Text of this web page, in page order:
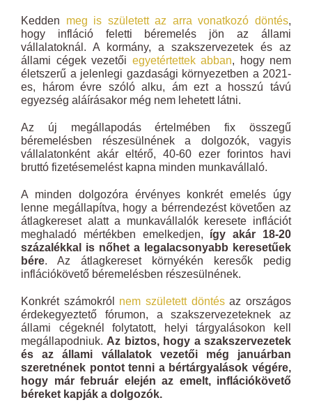
Kedden meg is született az arra vonatkozó döntés,
hogy infláció feletti béremelés jön az állami
vállalatoknál. A kormány, a szakszervezetek és az
állami cégek vezetői egyetértettek abban, hogy nem
életszerű a jelenlegi gazdasági környezetben a 2021-
es, három évre szóló alku, ám ezt a hosszú távú
egyezség aláírásakor még nem lehetett látni.
Az új megállapodás értelmében fix összegű
béremelésben részesülnének a dolgozók, vagyis
vállalatonként akár eltérő, 40-60 ezer forintos havi
bruttó fizetésemelést kapna minden munkavállaló.
A minden dolgozóra érvényes konkrét emelés úgy
lenne megállapítva, hogy a bérrendezést követően az
átlagkereset alatt a munkavállalók keresete inflációt
meghaladó mértékben emelkedjen, így akár 18-20
százalékkal is nőhet a legalacsonyabb keresetűek
bére. Az átlagkereset környékén keresők pedig
inflációkövető béremelésben részesülnének.
Konkrét számokról nem született döntésaz országos
érdekegyeztető fórumon, a szakszervezeteknek az
állami cégeknél folytatott, helyi tárgyalásokon kell
megállapodniuk. Az biztos, hogy a szakszervezetek
és az állami vállalatok vezetői még januárban
szeretnének pontot tenni a bértárgyalások végére,
hogy már február elején az emelt, inflációkövető
béreket kapják a dolgozók.